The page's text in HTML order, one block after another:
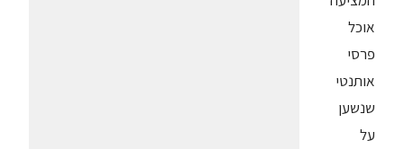
אוכל
פרסי
אותנטי
שנשען
על